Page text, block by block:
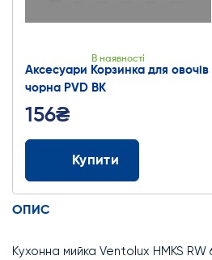
В наявності
Аксесуари Корзинка для овочів
чорна PVD BK
156₴
Купити
ОПИС
Кухонна мийка Ventolux HMKS